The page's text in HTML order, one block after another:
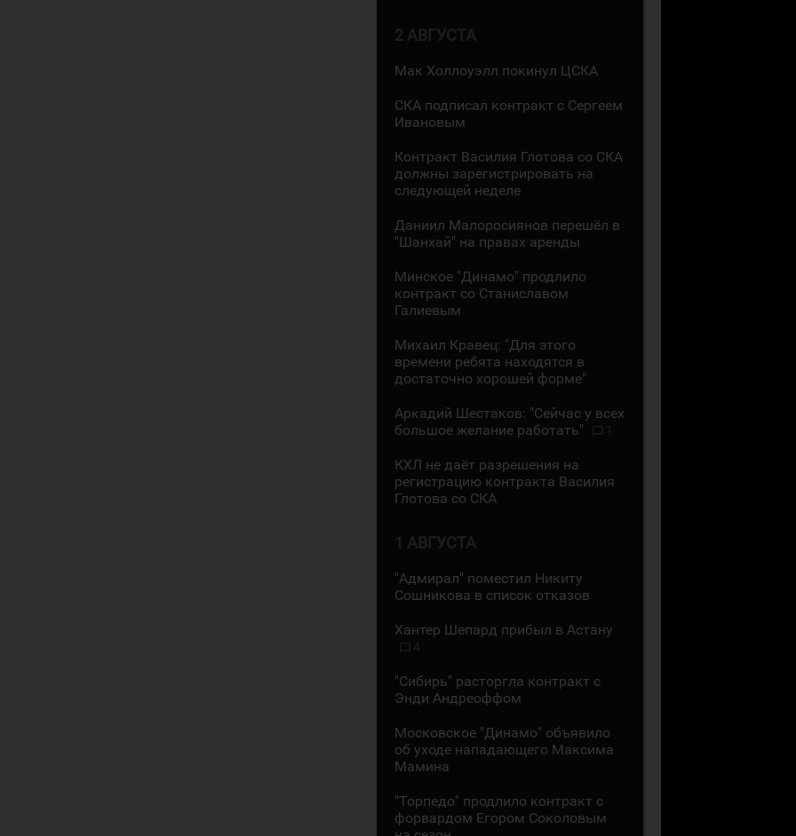
2 АВГУСТА
Мак Холлоуэлл покинул ЦСКА
СКА подписал контракт с Сергеем
Ивановым
Контракт Василия Глотова со СКА
должны зарегистрировать на
следующей неделе
Даниил Малоросиянов перешёл в
"Шанхай" на правах аренды
Минское "Динамо" продлило
контракт со Станиславом
Галиевым
Михаил Кравец: "Для этого
времени ребята находятся в
достаточно хорошей форме"
Аркадий Шестаков: "Сейчас у всех
большое желание работать"
КХЛ не даёт разрешения на
регистрацию контракта Василия
Глотова со СКА
1 АВГУСТА
"Адмирал" поместил Никиту
Сошникова в список отказов
Хантер Шепард прибыл в Астану
4
"Сибирь" расторгла контракт с
Энди Андреоффом
Московское "Динамо" объявило
об уходе нападающего Максима
Мамина
"Торпедо" продлило контракт с
форвардом Егором Соколовым